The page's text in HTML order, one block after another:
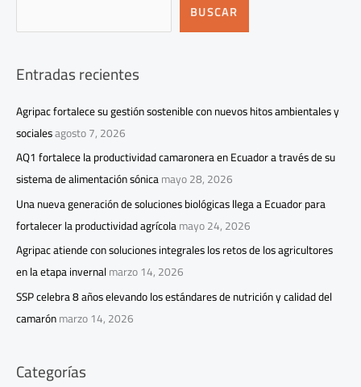
BUSCAR
Entradas recientes
Agripac fortalece su gestión sostenible con nuevos hitos ambientales y
socialesagosto 7, 2026
AQ1 fortalece la productividad camaronera en Ecuador a través de su
sistema de alimentación sónicamayo 28, 2026
Una nueva generación de soluciones biológicas llega a Ecuador para
fortalecer la productividad agrícolamayo 24, 2026
Agripac atiende con soluciones integrales los retos de los agricultores
en la etapa invernalmarzo 14, 2026
SSP celebra 8 años elevando los estándares de nutrición y calidad del
camarónmarzo 14, 2026
Categorías